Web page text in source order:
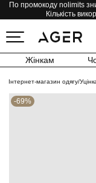
По промокоду nolimits
Кількість
Жінкам
Інтернет-магазин одягу/
-69%